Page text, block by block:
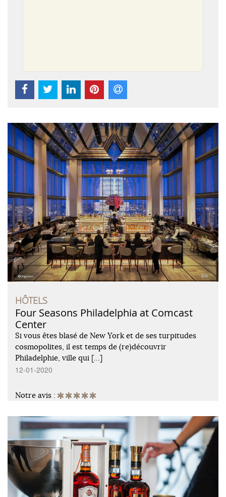
HÔTELS
Four Seasons Philadelphia at Comcast
Center
Si vous êtes blasé de New York et de ses turpitudes
cosmopolites, il est temps de (re)découvrir
Philadelphie, ville qui […]
12-01-2020
Notre avis :